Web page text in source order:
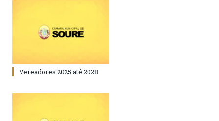
Vereadores 2025 até 2028